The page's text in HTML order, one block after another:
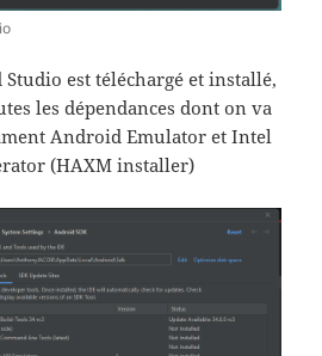
est téléchargé et installé,
les dépendances dont on va
Android Emulator et Intel
(HAXM installer)